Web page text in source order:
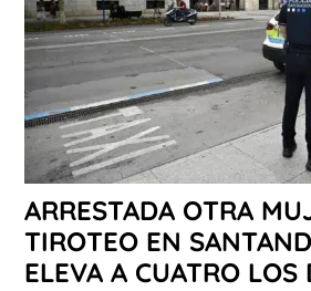
ARRESTADA OTRA
TIROTEO EN
ELEVA A CUATRO LOS